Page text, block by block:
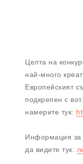
Целта на
най-много
Европейският
подкрепен с
намерите тук:
Информация за
да видите тук: